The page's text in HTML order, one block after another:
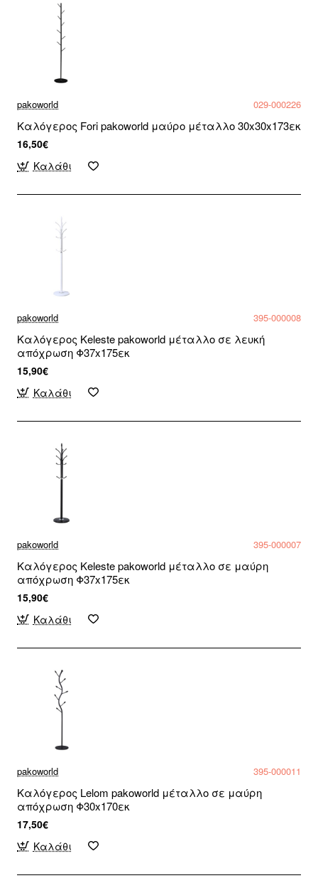
pakoworld 029-000226
Καλόγερος Fori pakoworld μαύρο μέταλλο 30x30x173εκ
16,50€
Καλάθι
pakoworld 395-000008
Καλόγερος Keleste pakoworld μέταλλο σε λευκή
απόχρωση Φ37x175εκ
15,90€
Καλάθι
pakoworld 395-000007
Καλόγερος Keleste pakoworld μέταλλο σε μαύρη
απόχρωση Φ37x175εκ
15,90€
Καλάθι
pakoworld 395-000011
Καλόγερος Lelom pakoworld μέταλλο σε μαύρη
απόχρωση Φ30x170εκ
17,50€
Καλάθι